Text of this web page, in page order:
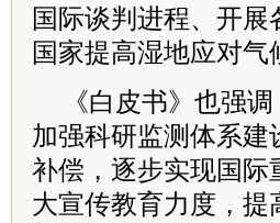
国际谈判进程、开
国家提高湿地应对气
《白皮书》也强
加强科研监测体系
补偿，逐步实现国际
大宣传教育力度，